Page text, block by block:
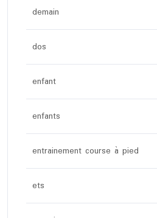
demain
dos
enfant
enfants
entrainement course à pied
ets